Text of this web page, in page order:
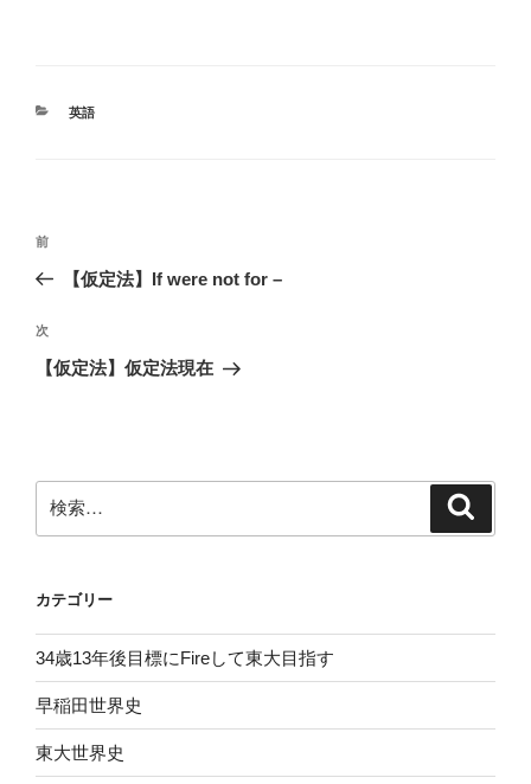
カ
英語
投
ビ
ゲ
ン
前
の
稿
前
【仮定法】If were not for –
次
の
次
【仮定法】仮定法現在
索:
カテゴリー
34歳13年後目標にFireして東大目指す
早稲田世界史
東大世界史